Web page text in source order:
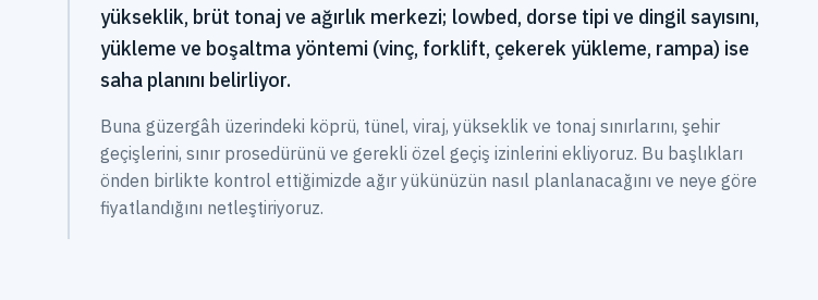
yükseklik, brüt tonaj ve ağırlık merkezi; lowbed, dorse tipi ve dingil sayısını,
yükleme ve boşaltma yöntemi (vinç, forklift, çekerek yükleme, rampa) ise
saha planını belirliyor.
Buna güzergâh üzerindeki köprü, tünel, viraj, yükseklik ve tonaj sınırlarını, şehir
geçişlerini, sınır prosedürünü ve gerekli özel geçiş izinlerini ekliyoruz. Bu başlıkları
önden birlikte kontrol ettiğimizde ağır yükünüzün nasıl planlanacağını ve neye göre
fiyatlandığını netleştiriyoruz.